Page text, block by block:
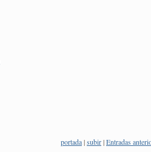
portada|subir|Entradas